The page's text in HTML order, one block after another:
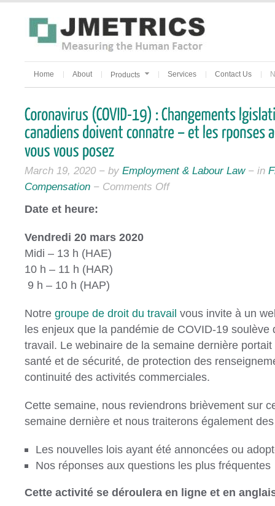
Home About Products Services Contact Us
March 19, 2020 − by Employment & Labour Law− in
Compensation − Comments Off
Date et heure:
Vendredi 20 mars 2020
Midi – 13 h (HAE)
10 h – 11 h (HAR)
9 h – 10 h (HAP)
Notre groupe de droit du travail vous invite à un
les enjeux que la pandémie de COVID-19 soulève
travail. Le webinaire de la semaine dernière
santé et de sécurité, de protection des
continuité des activités commerciales.
Cette semaine, nous reviendrons brièvement sur
semaine dernière et nous traiterons également
Les nouvelles lois ayant été annoncées ou
Nos réponses aux questions les plus fréquentes
Cette activité se déroulera en ligne et en